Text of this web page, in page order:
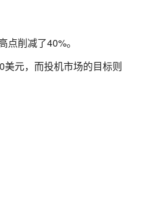
削减了40%。
元，而投机市场的目标则